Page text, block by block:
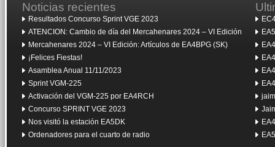
Noticias recientes
Resultados Concurso Sprint VGE 2023
ATENCION: Cambio de día del Mercahenares 2024 – VI Edición
Mercahenares 2024 – VI Edición: Artículos de EA4BPG (SK)
¡Felices Fiestas!
Asamblea Anual 11/11/2023
Sprint VGM-225
Activación del VGM-225 por EA4RCH
Concurso SPRINT VGE 2023
Nos visitó la estación EA5DK
Ordenadores para el cuarto de radio